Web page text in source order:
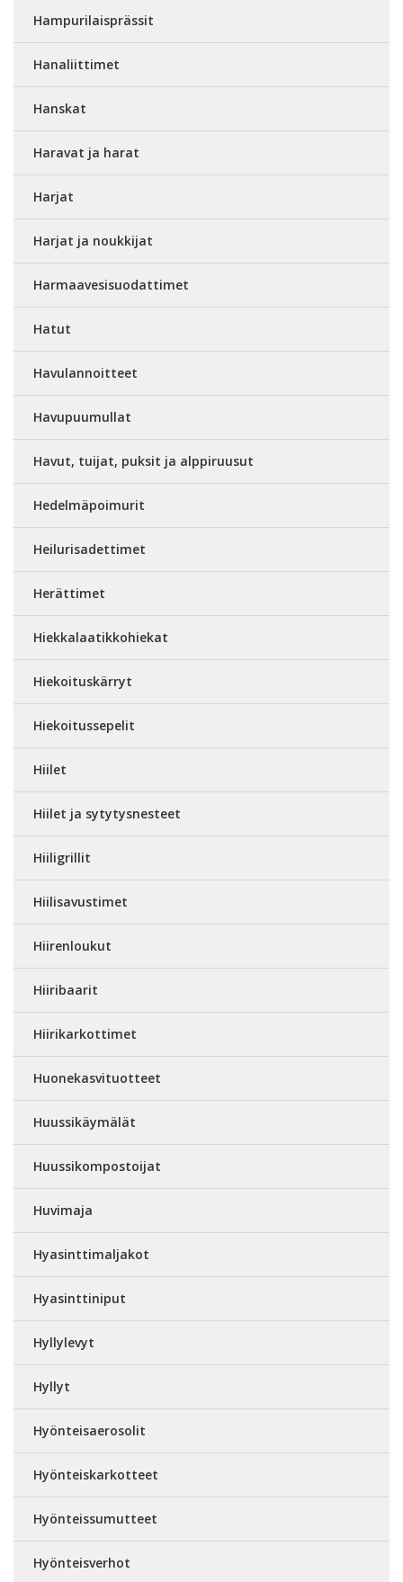
Hampurilaisprässit
Hanaliittimet
Hanskat
Haravat ja harat
Harjat
Harjat ja noukkijat
Harmaavesisuodattimet
Hatut
Havulannoitteet
Havupuumullat
Havut, tuijat, puksit ja alppiruusut
Hedelmäpoimurit
Heilurisadettimet
Herättimet
Hiekkalaatikkohiekat
Hiekoituskärryt
Hiekoitussepelit
Hiilet
Hiilet ja sytytysnesteet
Hiiligrillit
Hiilisavustimet
Hiirenloukut
Hiiribaarit
Hiirikarkottimet
Huonekasvituotteet
Huussikäymälät
Huussikompostoijat
Huvimaja
Hyasinttimaljakot
Hyasinttiniput
Hyllylevyt
Hyllyt
Hyönteisaerosolit
Hyönteiskarkotteet
Hyönteissumutteet
Hyönteisverhot